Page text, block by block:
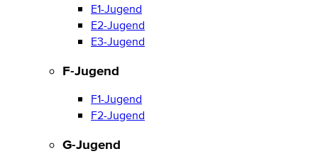
E1-Jugend
E2-Jugend
E3-Jugend
F-Jugend
F1-Jugend
F2-Jugend
G-Jugend